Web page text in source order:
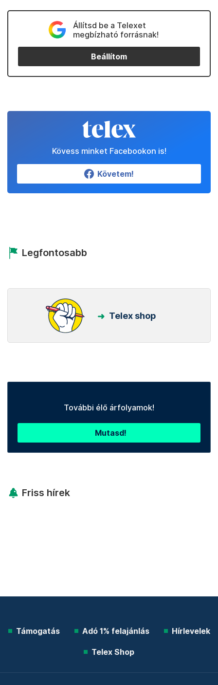
Állítsd be a Telexet
megbízható forrásnak!
Beállítom
Kövess minket Facebookon is!
Követem!
Legfontosabb
Telex shop
További élő árfolyamok!
Mutasd!
Friss hírek
Támogatás Adó 1% felajánlás Hírlevelek
Telex Shop